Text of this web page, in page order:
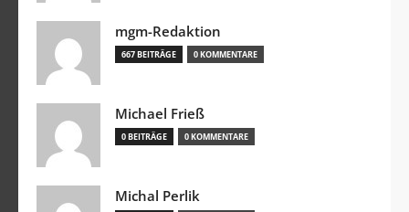
mgm-Redaktion
667 BEITRÄGE 0 KOMMENTARE
Michael Frieß
0 BEITRÄGE 0 KOMMENTARE
Michal Perlik